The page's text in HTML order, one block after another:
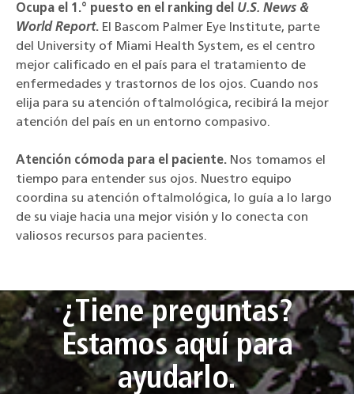
Ocupa el 1.° puesto en el ranking del U.S. News &
World Report. El Bascom Palmer Eye Institute, parte
del University of Miami Health System, es el centro
mejor calificado en el país para el tratamiento de
enfermedades y trastornos de los ojos. Cuando nos
elija para su atención oftalmológica, recibirá la mejor
atención del país en un entorno compasivo.
Atención cómoda para el paciente. Nos tomamos el
tiempo para entender sus ojos. Nuestro equipo
coordina su atención oftalmológica, lo guía a lo largo
de su viaje hacia una mejor visión y lo conecta con
valiosos recursos para pacientes.
¿Tiene preguntas?
Estamos aquí para
ayudarlo.